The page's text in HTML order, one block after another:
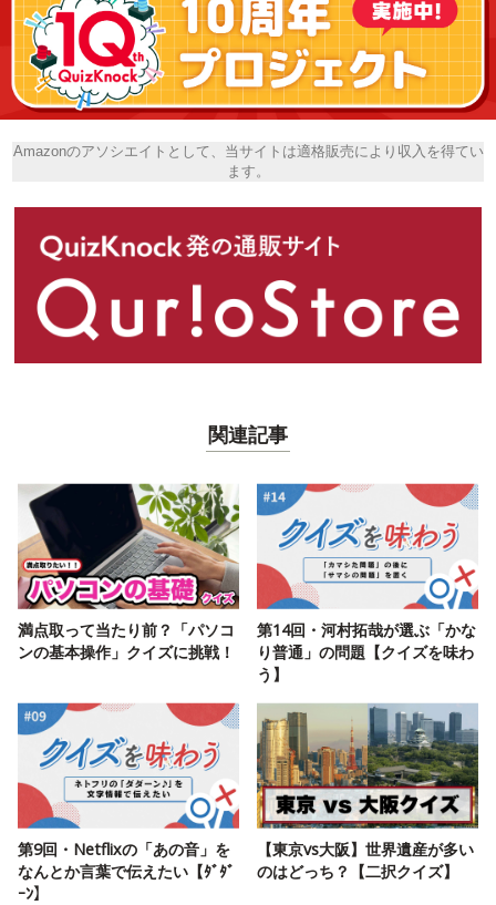
Amazonのアソシエイトとして、当サイトは適格販売により収入を得てい
ます。
関連記事
満点取って当たり前？「パソコ
ンの基本操作」クイズに挑戦！
第14回・河村拓哉が選ぶ「かな
り普通」の問題【クイズを味わ
う】
第9回・Netflixの「あの音」を
なんとか言葉で伝えたい【ﾀﾞﾀﾞ
ｰﾝ】
【東京vs大阪】世界遺産が多い
のはどっち？【二択クイズ】